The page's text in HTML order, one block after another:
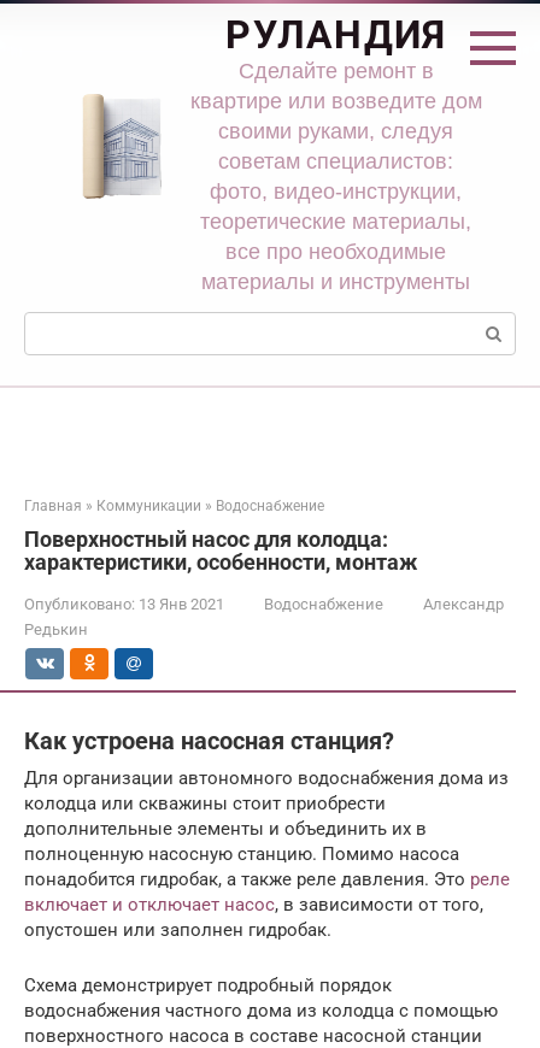
Перейти
РУЛАНДИЯ
Сделайте ремонт в
квартире или возведите дом
своими руками, следуя
советам специалистов:
фото, видео-инструкции,
теоретические материалы,
все про необходимые
материалы и инструменты
Поиск:
Главная » Коммуникации » Водоснабжение
Поверхностный насос для колодца:
характеристики, особенности, монтаж
Опубликовано: 13 Янв 2021 Водоснабжение
Александр
Редькин
Как устроена насосная станция?
Для организации автономного водоснабжения дома из
колодца или скважины стоит приобрести
дополнительные элементы и объединить их в
полноценную насосную станцию. Помимо насоса
понадобится гидробак, а также реле давления. Это реле
включает и отключает насос, в зависимости от того,
опустошен или заполнен гидробак.
Схема демонстрирует подробный порядок
водоснабжения частного дома из колодца с помощью
поверхностного насоса в составе насосной станции